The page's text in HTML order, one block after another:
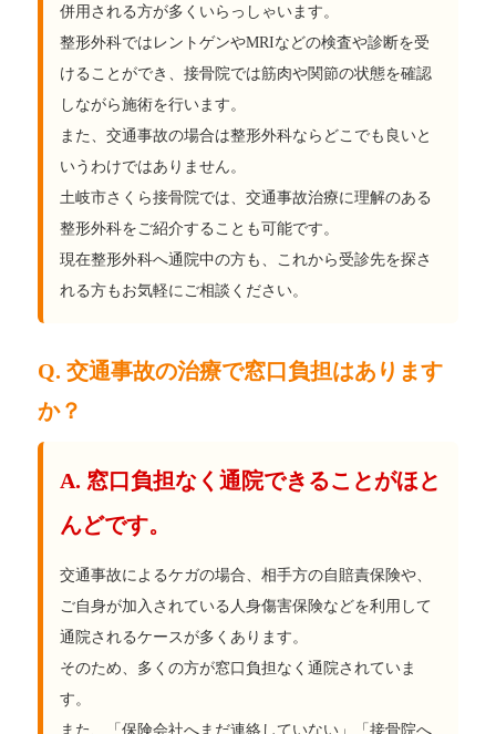
併用される方が多くいらっしゃいます。
整形外科ではレントゲンやMRIなどの検査や診断を受
けることができ、接骨院では筋肉や関節の状態を確認
しながら施術を行います。
また、交通事故の場合は整形外科ならどこでも良いと
いうわけではありません。
土岐市さくら接骨院では、交通事故治療に理解のある
整形外科をご紹介することも可能です。
現在整形外科へ通院中の方も、これから受診先を探さ
れる方もお気軽にご相談ください。
Q. 交通事故の治療で窓口負担はあります
か？
A. 窓口負担なく通院できることがほと
んどです。
交通事故によるケガの場合、相手方の自賠責保険や、
ご自身が加入されている人身傷害保険などを利用して
通院されるケースが多くあります。
そのため、多くの方が窓口負担なく通院されていま
す。
また、「保険会社へまだ連絡していない」「接骨院へ